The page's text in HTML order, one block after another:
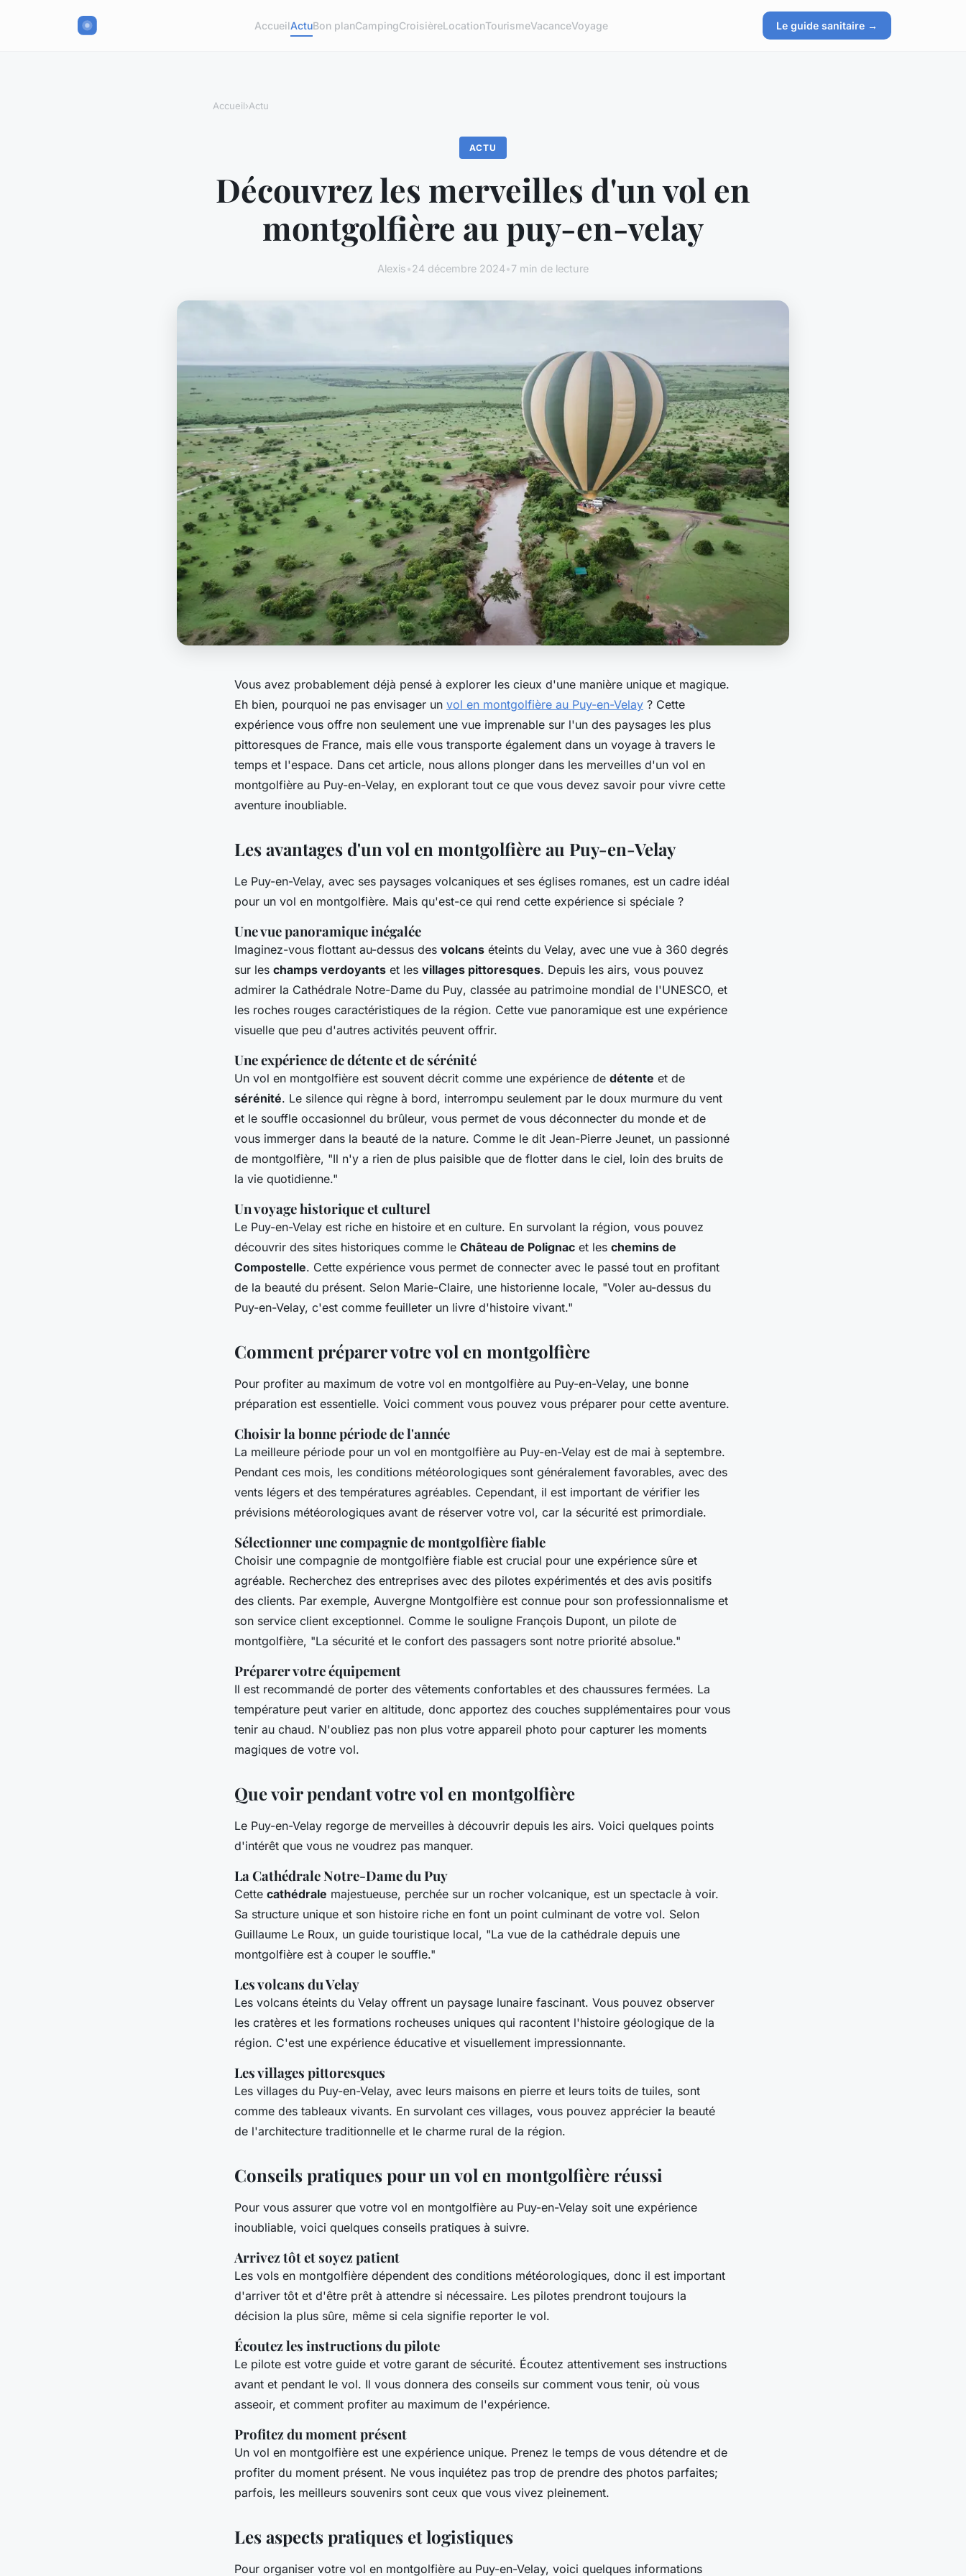
AccueilActuBon planCampingCroisièreLocationTourismeVacanceVoyage Le guide sanitaire →
Accueil›Actu
ACTU
Découvrez les merveilles d'un vol en
montgolfière au puy-en-velay
Alexis•24 décembre 2024•7 min de lecture
Vous avez probablement déjà pensé à explorer les cieux d'une manière unique et magique.
Eh bien, pourquoi ne pas envisager un vol en montgolfière au Puy-en-Velay ? Cette
expérience vous offre non seulement une vue imprenable sur l'un des paysages les plus
pittoresques de France, mais elle vous transporte également dans un voyage à travers le
temps et l'espace. Dans cet article, nous allons plonger dans les merveilles d'un vol en
montgolfière au Puy-en-Velay, en explorant tout ce que vous devez savoir pour vivre cette
aventure inoubliable.
Les avantages d'un vol en montgolfière au Puy-en-Velay
Le Puy-en-Velay, avec ses paysages volcaniques et ses églises romanes, est un cadre idéal
pour un vol en montgolfière. Mais qu'est-ce qui rend cette expérience si spéciale ?
Une vue panoramique inégalée
Imaginez-vous flottant au-dessus des volcans éteints du Velay, avec une vue à 360 degrés
sur les champs verdoyants et les villages pittoresques. Depuis les airs, vous pouvez
admirer la Cathédrale Notre-Dame du Puy, classée au patrimoine mondial de l'UNESCO, et
les roches rouges caractéristiques de la région. Cette vue panoramique est une expérience
visuelle que peu d'autres activités peuvent offrir.
Une expérience de détente et de sérénité
Un vol en montgolfière est souvent décrit comme une expérience de détente et de
sérénité. Le silence qui règne à bord, interrompu seulement par le doux murmure du vent
et le souffle occasionnel du brûleur, vous permet de vous déconnecter du monde et de
vous immerger dans la beauté de la nature. Comme le dit Jean-Pierre Jeunet, un passionné
de montgolfière, "Il n'y a rien de plus paisible que de flotter dans le ciel, loin des bruits de
la vie quotidienne."
Un voyage historique et culturel
Le Puy-en-Velay est riche en histoire et en culture. En survolant la région, vous pouvez
découvrir des sites historiques comme le Château de Polignac et les chemins de
Compostelle. Cette expérience vous permet de connecter avec le passé tout en profitant
de la beauté du présent. Selon Marie-Claire, une historienne locale, "Voler au-dessus du
Puy-en-Velay, c'est comme feuilleter un livre d'histoire vivant."
Comment préparer votre vol en montgolfière
Pour profiter au maximum de votre vol en montgolfière au Puy-en-Velay, une bonne
préparation est essentielle. Voici comment vous pouvez vous préparer pour cette aventure.
Choisir la bonne période de l'année
La meilleure période pour un vol en montgolfière au Puy-en-Velay est de mai à septembre.
Pendant ces mois, les conditions météorologiques sont généralement favorables, avec des
vents légers et des températures agréables. Cependant, il est important de vérifier les
prévisions météorologiques avant de réserver votre vol, car la sécurité est primordiale.
Sélectionner une compagnie de montgolfière fiable
Choisir une compagnie de montgolfière fiable est crucial pour une expérience sûre et
agréable. Recherchez des entreprises avec des pilotes expérimentés et des avis positifs
des clients. Par exemple, Auvergne Montgolfière est connue pour son professionnalisme et
son service client exceptionnel. Comme le souligne François Dupont, un pilote de
montgolfière, "La sécurité et le confort des passagers sont notre priorité absolue."
Préparer votre équipement
Il est recommandé de porter des vêtements confortables et des chaussures fermées. La
température peut varier en altitude, donc apportez des couches supplémentaires pour vous
tenir au chaud. N'oubliez pas non plus votre appareil photo pour capturer les moments
magiques de votre vol.
Que voir pendant votre vol en montgolfière
Le Puy-en-Velay regorge de merveilles à découvrir depuis les airs. Voici quelques points
d'intérêt que vous ne voudrez pas manquer.
La Cathédrale Notre-Dame du Puy
Cette cathédrale majestueuse, perchée sur un rocher volcanique, est un spectacle à voir.
Sa structure unique et son histoire riche en font un point culminant de votre vol. Selon
Guillaume Le Roux, un guide touristique local, "La vue de la cathédrale depuis une
montgolfière est à couper le souffle."
Les volcans du Velay
Les volcans éteints du Velay offrent un paysage lunaire fascinant. Vous pouvez observer
les cratères et les formations rocheuses uniques qui racontent l'histoire géologique de la
région. C'est une expérience éducative et visuellement impressionnante.
Les villages pittoresques
Les villages du Puy-en-Velay, avec leurs maisons en pierre et leurs toits de tuiles, sont
comme des tableaux vivants. En survolant ces villages, vous pouvez apprécier la beauté
de l'architecture traditionnelle et le charme rural de la région.
Conseils pratiques pour un vol en montgolfière réussi
Pour vous assurer que votre vol en montgolfière au Puy-en-Velay soit une expérience
inoubliable, voici quelques conseils pratiques à suivre.
Arrivez tôt et soyez patient
Les vols en montgolfière dépendent des conditions météorologiques, donc il est important
d'arriver tôt et d'être prêt à attendre si nécessaire. Les pilotes prendront toujours la
décision la plus sûre, même si cela signifie reporter le vol.
Écoutez les instructions du pilote
Le pilote est votre guide et votre garant de sécurité. Écoutez attentivement ses instructions
avant et pendant le vol. Il vous donnera des conseils sur comment vous tenir, où vous
asseoir, et comment profiter au maximum de l'expérience.
Profitez du moment présent
Un vol en montgolfière est une expérience unique. Prenez le temps de vous détendre et de
profiter du moment présent. Ne vous inquiétez pas trop de prendre des photos parfaites;
parfois, les meilleurs souvenirs sont ceux que vous vivez pleinement.
Les aspects pratiques et logistiques
Pour organiser votre vol en montgolfière au Puy-en-Velay, voici quelques informations